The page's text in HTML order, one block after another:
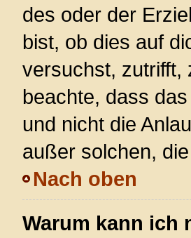
des oder der
bist, ob dies auf
versuchst, zutrifft,
beachte, dass
und nicht die
außer solchen,
Nach oben
Warum kann ich